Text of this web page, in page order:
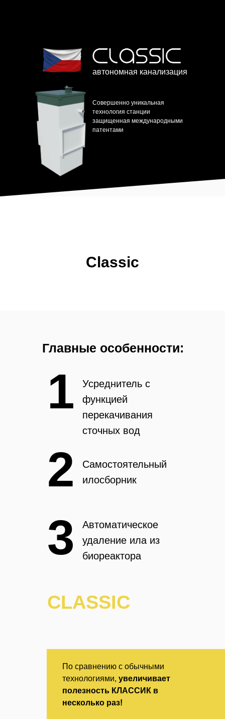
автономная канализация
Совершенно уникальная
технология станции
защищенная международными
патентами
Classic
По сравнению с обычными
технологиями, увеличивает
полезность КЛАССИК в
несколько раз!
Усреднитель с
функцией
перекачивания
сточных вод
Автоматическое
удаление ила из
биореактора
Самостоятельный
илосборник
1
2
3
Главные особенности:
CLASSIC